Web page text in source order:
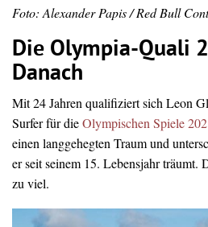
Foto: Alexander Papis / Red Bull
Die Olympia-Quali
Danach
Mit 24 Jahren qualifiziert sich Leon
Surfer für dieOlympischen Spiele
einen langgehegten Traum und
er seit seinem 15. Lebensjahr
zu viel.